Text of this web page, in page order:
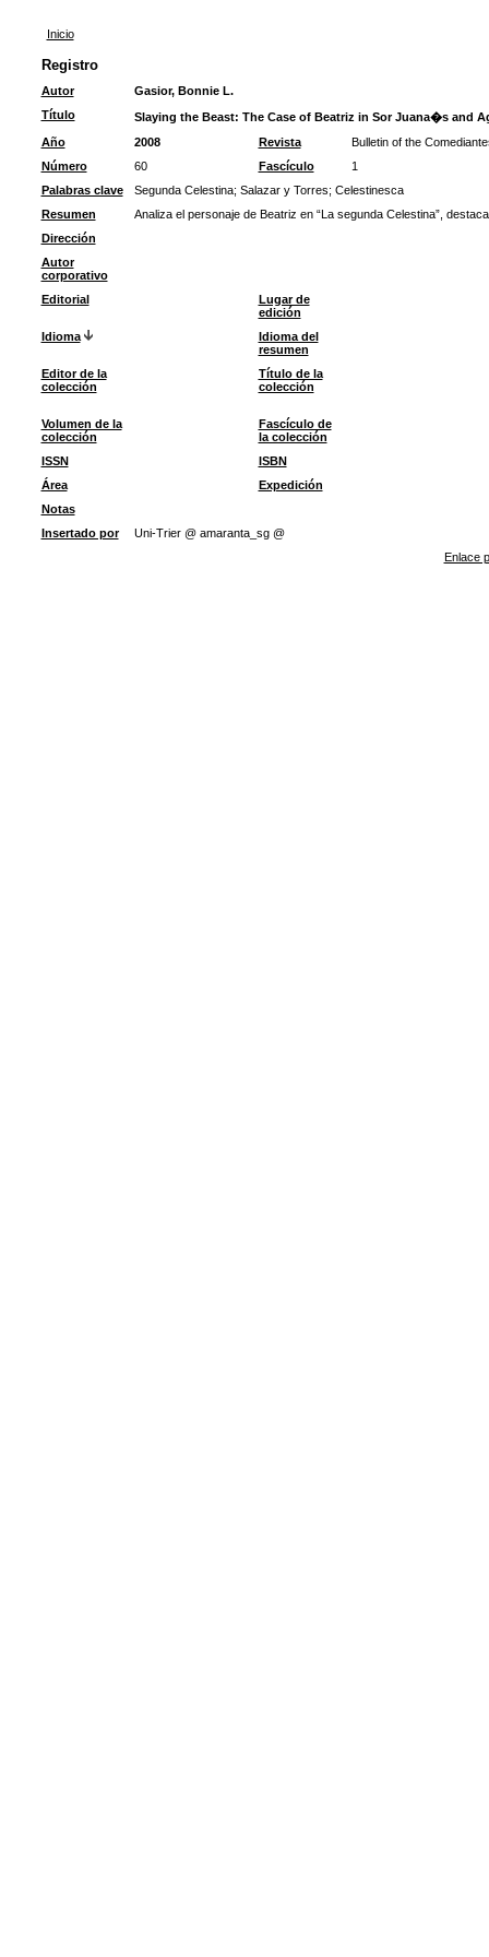
Inicio
Registro
Autor
Gasior, Bonnie L.
Título
Slaying the Beast: The Case of Beatriz in Sor Juana�s and
Año
2008 Revista
Bulletin of the
Número
60 Fascículo
1
Palabras clave
Segunda Celestina; Salazar y Torres; Celestinesca
Resumen
Analiza el personaje de Beatriz en “La segunda Celestina”,
Dirección
Autor
corporativo
Editorial
Lugar de
edición
Idioma
Idioma del
resumen
Editor de la
colección
Título de la
colección
Volumen de la
colección
Fascículo de
la colección
ISSN
ISBN
Área
Expedición
Notas
Insertado por
Uni-Trier @ amaranta_sg @
Enlace